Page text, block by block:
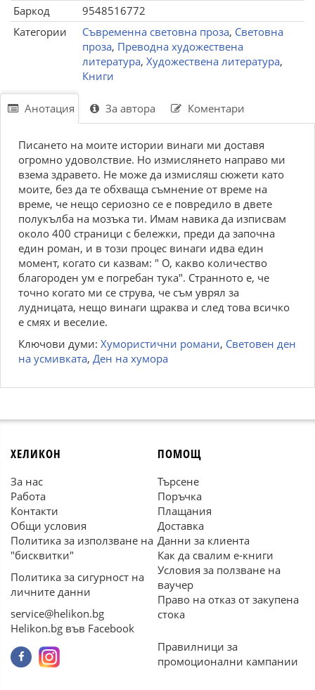
Баркод
9548516772
Категории
Съвременна световна проза, Световна
проза, Преводна художествена
литература, Художествена литература,
Книги
Анотация За автора Коментари
Писането на моите истории винаги ми доставя
огромно удоволствие. Но измислянето направо ми
взема здравето. Не може да измисляш сюжети като
моите, без да те обхваща съмнение от време на
време, че нещо сериозно се е повредило в двете
полукълба на мозъка ти. Имам навика да изписвам
около 400 страници с бележки, преди да започна
един роман, и в този процес винаги идва един
момент, когато си казвам: " О, какво количество
благороден ум е погребан тука". Странното е, че
точно когато ми се струва, че съм уврял за
лудницата, нещо винаги щраква и след това всичко
е смях и веселие.
Ключови думи: Хумористични романи, Световен ден
на усмивката, Ден на хумора
ХЕЛИКОН
За нас
Работа
Контакти
Общи условия
Политика за използване на
"бисквитки"
Политика за сигурност на
личните данни
service@helikon.bg
Helikon.bg във Facebook
ПОМОЩ
Търсене
Поръчка
Плащания
Доставка
Данни за клиента
Как да свалим е-книги
Условия за ползване на
ваучер
Право на отказ от закупена
стока
Правилници за
промоционални кампании